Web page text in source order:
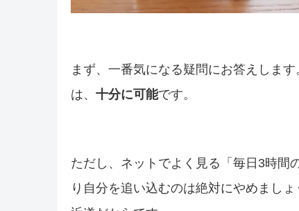
まず、一番気になる疑問にお答えしま
は、 十分に可能です。
ただし、ネットでよく見る「毎日3時間
り自分を追い込むのは絶対にやめましょ